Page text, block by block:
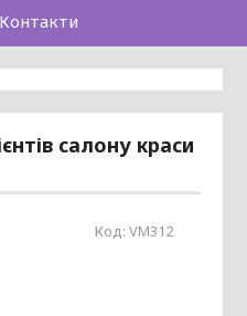
Контакти
салону краси
Код:VM312